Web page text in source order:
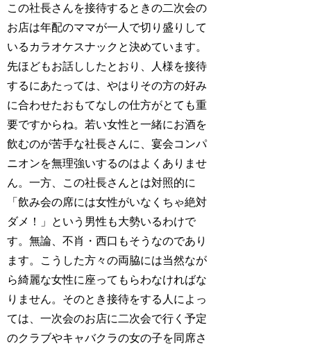
この社長さんを接待するときの二次会の
お店は年配のママが一人で切り盛りして
いるカラオケスナックと決めています。
先ほどもお話ししたとおり、人様を接待
するにあたっては、やはりその方の好み
に合わせたおもてなしの仕方がとても重
要ですからね。若い女性と一緒にお酒を
飲むのが苦手な社長さんに、宴会コンパ
ニオンを無理強いするのはよくありませ
ん。一方、この社長さんとは対照的に
「飲み会の席には女性がいなくちゃ絶対
ダメ！」という男性も大勢いるわけで
す。無論、不肖・西口もそうなのであり
ます。こうした方々の両脇には当然なが
ら綺麗な女性に座ってもらわなければな
りません。そのとき接待をする人によっ
ては、一次会のお店に二次会で行く予定
のクラブやキャバクラの女の子を同席さ